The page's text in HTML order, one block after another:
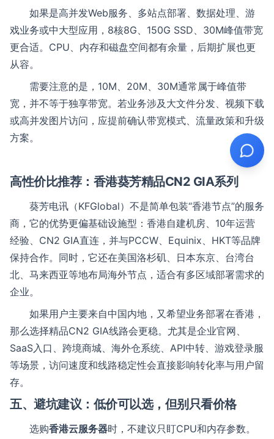
如果是高并发Web服务、多站点部署、数据处理、游
戏业务或中大型应用，8核8G、150G SSD、30M峰值带宽
更合适。CPU、内存和磁盘空间都有余量，后期扩展也更
从容。
需要注意的是，10M、20M、30M通常属于峰值带
宽，并不等于独享带宽。若业务涉及大文件分发、视频下载
或高并发图片访问，应提前确认带宽模式、流量政策和升级
方案。
高性价比推荐：香港葵芳精品CN2 GIA系列
葵芳电讯（KFGlobal）不是简单包装“香港节点”的服务
商，它的优势更偏基础设施型：香港自建机房、10年运营
经验、CN2 GIA直连，并与PCCW、Equinix、HKT等品牌
保持合作。同时，它还在美国洛杉矶、日本东京、台湾台
北、马来西亚等地布局海外节点，适合有多区域部署需求的
企业。
如果用户主要来自中国内地，又希望业务部署在香港，
那么选择精品CN2 GIA线路会更稳。尤其是企业官网、
SaaS入口、跨境商城、海外仓系统、API中转、游戏登录服
等场景，访问速度和线路稳定性会直接影响转化率与用户留
存。
五、避坑建议：低价可以选，但别只看价格
选购香港云服务器时，不建议只盯CPU和内存参数。